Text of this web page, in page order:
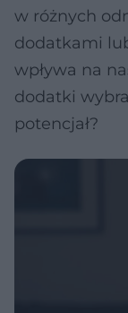
w różnych
dodatkami
wpływa na
dodatki
potencjał?